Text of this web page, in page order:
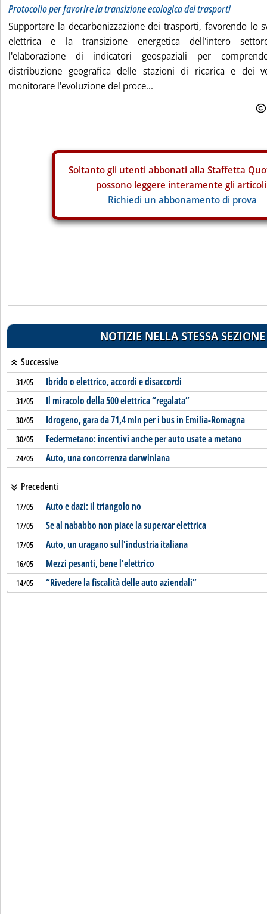
Protocollo per favorire la transizione ecologica dei trasporti
Supportare la decarbonizzazione dei trasporti, favorendo lo
elettrica e la transizione energetica dell'intero
l'elaborazione di indicatori geospaziali per
distribuzione geografica delle stazioni di ricarica e dei
monitorare l'evoluzione del proce...
Soltanto gli utenti abbonati alla Staffetta
possono leggere interamente gli
Richiedi un abbonamento di prova
NOTIZIE NELLA STESSA SEZIONE
Successive
31/05 Ibrido o elettrico, accordi e disaccordi
31/05 Il miracolo della 500 elettrica “regalata”
30/05 Idrogeno, gara da 71,4 mln per i bus in Emilia-Romagna
30/05 Federmetano: incentivi anche per auto usate a metano
24/05 Auto, una concorrenza darwiniana
Precedenti
17/05 Auto e dazi: il triangolo no
17/05 Se al nababbo non piace la supercar elettrica
17/05 Auto, un uragano sull'industria italiana
16/05 Mezzi pesanti, bene l'elettrico
14/05 “Rivedere la fiscalità delle auto aziendali”